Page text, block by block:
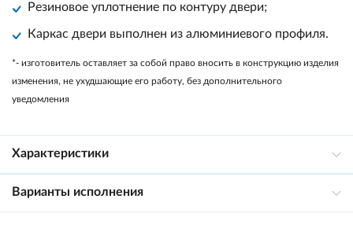
Резиновое уплотнение по контуру двери;
Каркас двери выполнен из алюминиевого профиля.
*- изготовитель оставляет за собой право вносить в конструкцию изделия
изменения, не ухудшающие его работу, без дополнительного
уведомления
Характеристики
Варианты исполнения